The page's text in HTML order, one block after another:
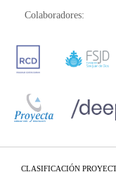
Colaboradores:
CLASIFICACIÓN